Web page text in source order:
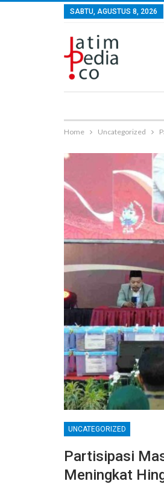
SABTU, AGUSTUS 8, 2026
Home Uncategorized
UNCATEGORIZED
Partisipasi
Meningkat